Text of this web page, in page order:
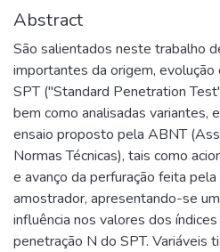
Abstract
São salientados neste trabalho
importantes da origem, evolução
SPT ("Standard Penetration
bem como analisadas variantes,
ensaio proposto pela ABNT
Normas Técnicas), tais como
e avanço da perfuração feita
amostrador, apresentando-se
influência nos valores dos
penetração N do SPT. Variáveis